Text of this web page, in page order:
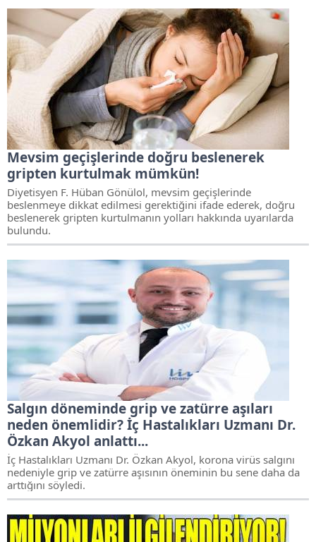
Mevsim geçişlerinde doğru beslenerek
gripten kurtulmak mümkün!
Diyetisyen F. Hüban Gönülol, mevsim geçişlerinde
beslenmeye dikkat edilmesi gerektiğini ifade ederek, doğru
beslenerek gripten kurtulmanın yolları hakkında uyarılarda
bulundu.
Salgın döneminde grip ve zatürre aşıları
neden önemlidir? İç Hastalıkları Uzmanı Dr.
Özkan Akyol anlattı...
İç Hastalıkları Uzmanı Dr. Özkan Akyol, korona virüs salgını
nedeniyle grip ve zatürre aşısının öneminin bu sene daha da
arttığını söyledi.